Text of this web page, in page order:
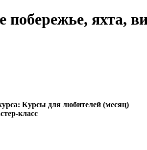
побережье, яхта,
Курсы для любителей (месяц)
класс